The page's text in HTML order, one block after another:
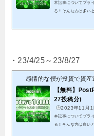
本記事についてプラ
る！そんな方は多い
頂くことで閲覧可能で
・23/4/25～23/8/27
感情的な僕が投資で資
【無料】
27投稿分)
2023年11月1
本記事についてプラ
る！そんな方は多い